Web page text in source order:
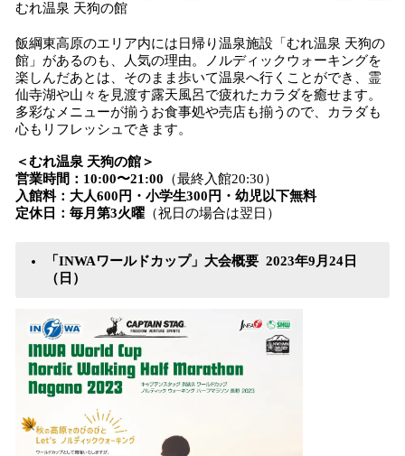
むれ温泉 天狗の館
飯綱東高原のエリア内には日帰り温泉施設「むれ温泉 天狗の
館」があるのも、人気の理由。ノルディックウォーキングを
楽しんだあとは、そのまま歩いて温泉へ行くことができ、霊
仙寺湖や山々を見渡す露天風呂で疲れたカラダを癒せます。
多彩なメニューが揃うお食事処や売店も揃うので、カラダも
心もリフレッシュできます。
＜むれ温泉 天狗の館＞
営業時間：10:00〜21:00 （最終入館20:30）
入館料：大人600円・小学生300円・幼児以下無料
定休日：毎月第3火曜 （祝日の場合は翌日）
「INWAワールドカップ」大会概要 2023年9月24日
（日）